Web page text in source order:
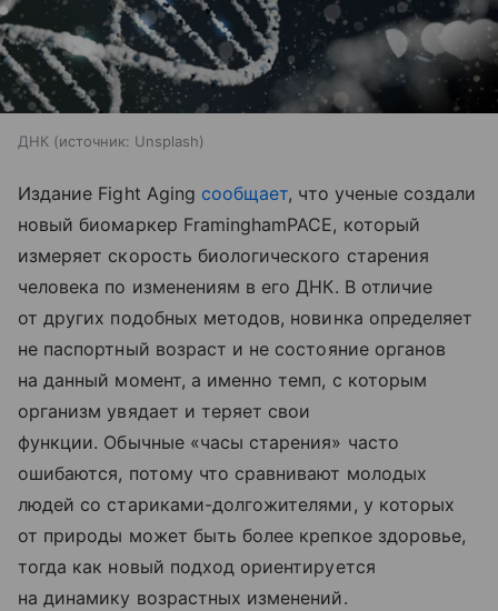
ДНК источник: Unsplash
Издание Fight Aging сообщает, что ученые создали
новый биомаркер FraminghamPACE, который
измеряет скорость биологического старения
человека по изменениям в его ДНК. В отличие
от других подобных методов, новинка определяет
не паспортный возраст и не состояние органов
на данный момент, а именно темп, с которым
организм увядает и теряет свои
функции. Обычные «часы старения» часто
ошибаются, потому что сравнивают молодых
людей со стариками-долгожителями, у которых
от природы может быть более крепкое здоровье,
тогда как новый подход ориентируется
на динамику возрастных изменений.